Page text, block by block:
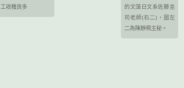
工收穫良多
的文藻日文系佐藤圭
司老師(右二)，圖左
二為陳靜珮主秘。